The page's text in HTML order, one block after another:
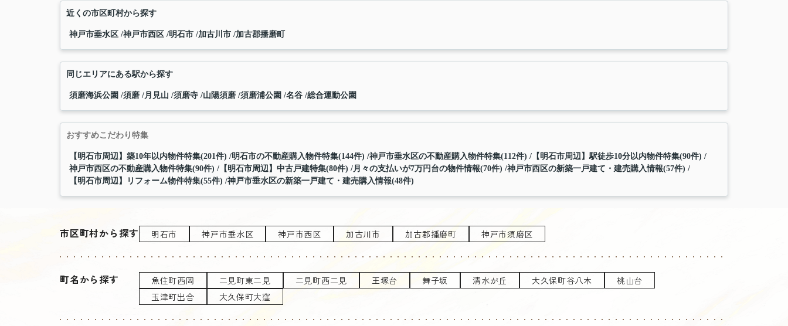
近くの市区町村から探す
神戸市垂水区 神戸市西区 明石市 加古川市 加古郡播磨町
同じエリアにある駅から探す
須磨海浜公園 須磨 月見山 須磨寺 山陽須磨 須磨浦公園 名谷 総合運動公園
おすすめこだわり特集
【明石市周辺】築10年以内物件特集(201件) 明石市の不動産購入物件特集(144件) 神戸市垂水区の不動産購入物件特集(112件)
【明石市周辺】駅徒歩10分以内物件特集(90件)
神戸市西区の不動産購入物件特集(90件)
【明石市周辺】中古戸建特集(80件) 月々の支払いが7万円台の物件情報(70件) 神戸市西区の新築一戸建て・建売購入情報(57件)
【明石市周辺】リフォーム物件特集(55件) 神戸市垂水区の新築一戸建て・建売購入情報(48件)
市区町村から探す 明石市 神戸市垂水区 神戸市西区 加古川市 加古郡播磨町 神戸市須磨区
町名から探す 魚住町西岡 二見町東二見 二見町西二見 王塚台 舞子坂 清水が丘 大久保町谷八木
桃山台
玉津町出合
大久保町大窪